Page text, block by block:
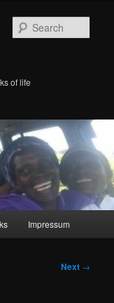
of life
Impressum
Next →